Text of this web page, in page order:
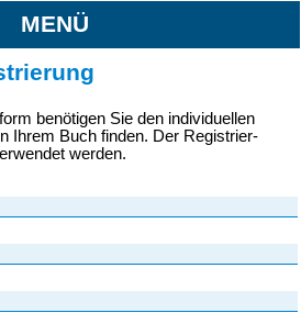
MENÜ
benötigen Sie den individuellen
Ihrem Buch finden. Der Registrier-
werden.